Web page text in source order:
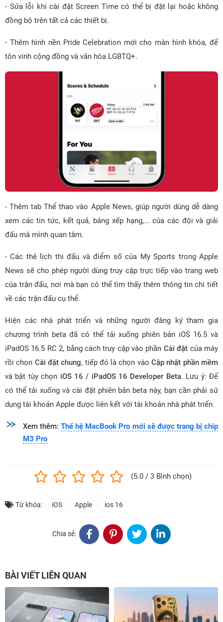
- Sửa lỗi khi cài đặt Screen Time có thể bị đặt lại hoặc không
đồng bộ trên tất cả các thiết bị.
- Thêm hình nền Pride Celebration mới cho màn hình khóa, để
tôn vinh cộng đồng và văn hóa LGBTQ+.
- Thêm tab Thể thao vào Apple News, giúp người dùng dễ dàng
xem các tin tức, kết quả, bảng xếp hạng,... của các đội và giải
đấu mà mình quan tâm.
- Các thẻ lịch thi đấu và điểm số của My Sports trong Apple
News sẽ cho phép người dùng truy cập trực tiếp vào trang web
của trận đấu, nơi mà bạn có thể tìm thấy thêm thông tin chi tiết
về các trận đấu cụ thể.
Hiện các nhà phát triển và những người đăng ký tham gia
chương trình beta đã có thể tải xuống phiên bản iOS 16.5 và
iPadOS 16.5 RC 2, bằng cách truy cập vào phần Cài đặt của máy
rồi chọn Cài đặt chung, tiếp đó là chọn vàoCập nhật phần mềm
và bật tùy chọn iOS 16 / iPadOS 16 Developer Beta. Lưu ý: Để
có thể tải xuống và cài đặt phiên bản beta này, bạn cần phải sử
dụng tài khoản Apple được liên kết với tài khoản nhà phát triển.
Xem thêm:Thế hệ MacBook Pro mới sẽ được trang bị chip
M3 Pro
(5.0 / 3 Bình chọn)
Từ khóa: iOS Apple ios 16
Chia sẻ:
BÀI VIẾT LIÊN QUAN